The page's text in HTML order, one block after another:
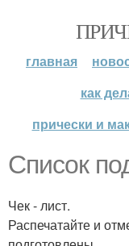
главная
как
прически и
Список
Чек - лист.
Распечатайте и